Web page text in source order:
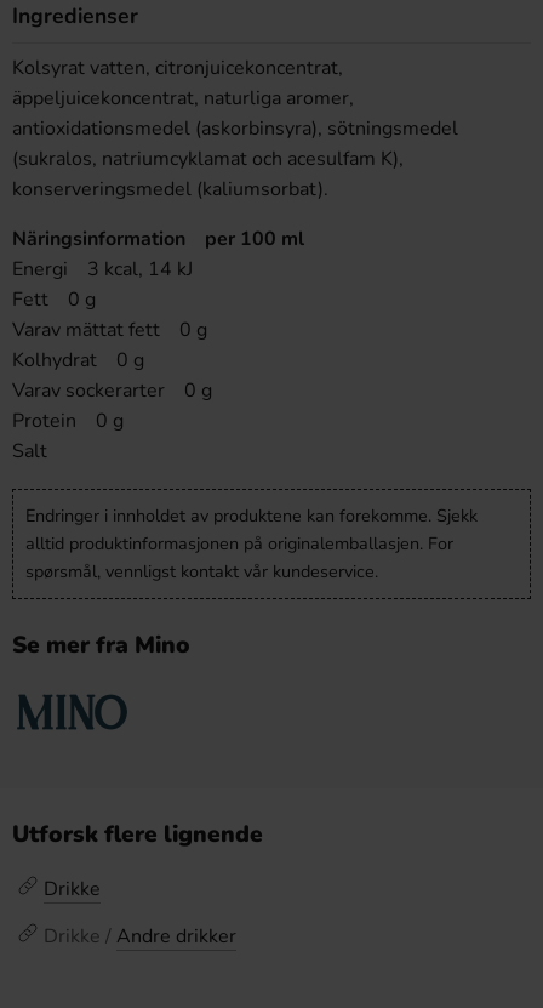
Ingredienser
Kolsyrat vatten, citronjuicekoncentrat,
äppeljuicekoncentrat, naturliga aromer,
antioxidationsmedel (askorbinsyra), sötningsmedel
(sukralos, natriumcyklamat och acesulfam K),
konserveringsmedel (kaliumsorbat).
Näringsinformation per 100 ml
Energi 3 kcal, 14 kJ
Fett 0 g
Varav mättat fett 0 g
Kolhydrat 0 g
Varav sockerarter 0 g
Protein 0 g
Salt
Endringer i innholdet av produktene kan forekomme. Sjekk
alltid produktinformasjonen på originalemballasjen. For
spørsmål, vennligst kontakt vår kundeservice.
Se mer fra Mino
Utforsk flere lignende
Drikke
Drikke / Andre drikker